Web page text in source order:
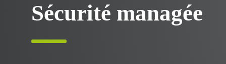
Sécurité managée